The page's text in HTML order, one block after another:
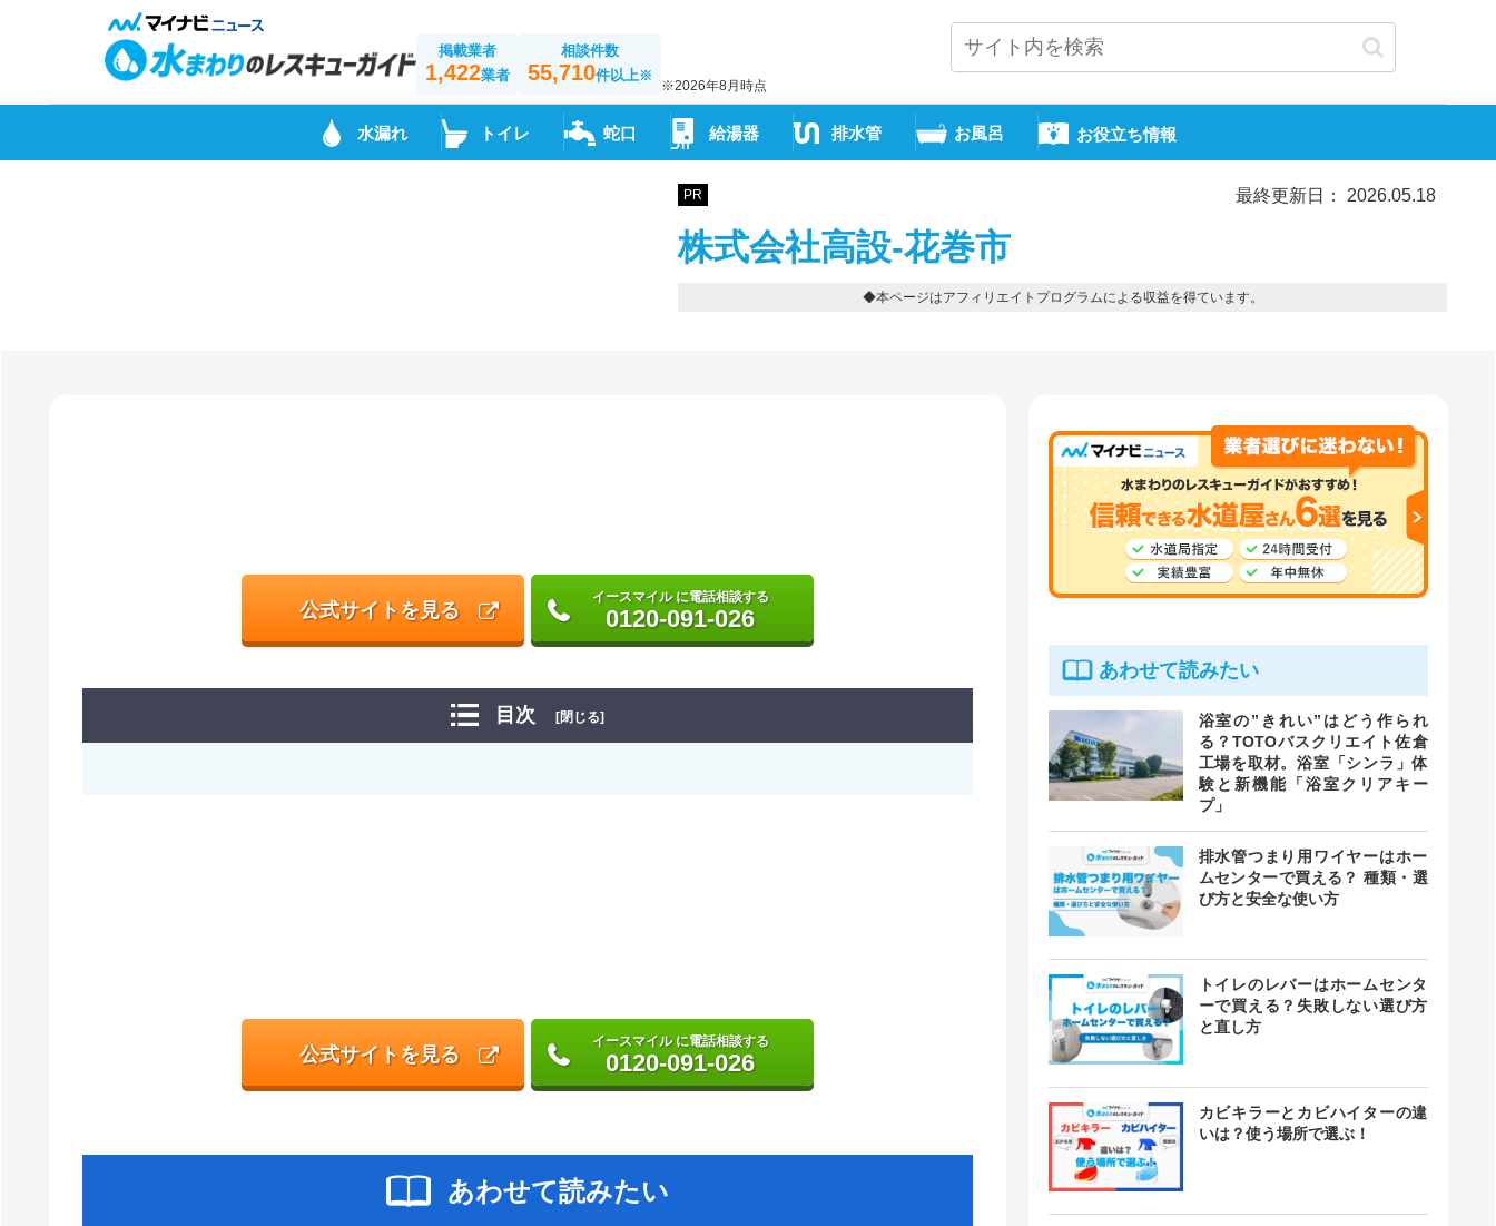
掲載業者
1,422業者
相談件数
55,710件以上※
※2026年8月時点
水漏れ トイレ 蛇口 給湯器 排水管 お風呂 お役立ち情報
PR 最終更新日： 2026.05.18
株式会社高設-花巻市
◆本ページはアフィリエイトプログラムによる収益を得ています。
公式サイトを見る
イースマイル に電話相談する
0120-091-026
目次 [閉じる]
公式サイトを見る
イースマイル に電話相談する
0120-091-026
あわせて読みたい
あわせて読みたい
浴室の”きれい”はどう作られ
る？TOTOバスクリエイト佐倉
工場を取材。浴室「シンラ」体
験と新機能「浴室クリアキー
プ」
排水管つまり用ワイヤーはホー
ムセンターで買える？ 種類・選
び方と安全な使い方
トイレのレバーはホームセンタ
ーで買える？失敗しない選び方
と直し方
カビキラーとカビハイターの違
いは？使う場所で選ぶ！